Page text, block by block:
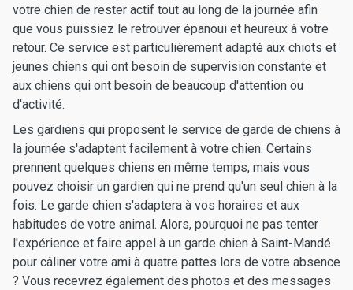
votre chien de rester actif tout au long de la journée afin
que vous puissiez le retrouver épanoui et heureux à votre
retour. Ce service est particulièrement adapté aux chiots et
jeunes chiens qui ont besoin de supervision constante et
aux chiens qui ont besoin de beaucoup d'attention ou
d'activité.
Les gardiens qui proposent le service de garde de chiens à
la journée s'adaptent facilement à votre chien. Certains
prennent quelques chiens en même temps, mais vous
pouvez choisir un gardien qui ne prend qu'un seul chien à la
fois. Le garde chien s'adaptera à vos horaires et aux
habitudes de votre animal. Alors, pourquoi ne pas tenter
l'expérience et faire appel à un garde chien à Saint-Mandé
pour câliner votre ami à quatre pattes lors de votre absence
? Vous recevrez également des photos et des messages